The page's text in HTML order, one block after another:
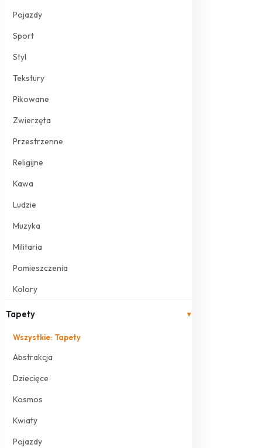
Pojazdy
Sport
Styl
Tekstury
Pikowane
Zwierzęta
Przestrzenne
Religijne
Kawa
Ludzie
Muzyka
Militaria
Pomieszczenia
Kolory
Tapety ▾
Wszystkie: Tapety
Abstrakcja
Dziecięce
Kosmos
Kwiaty
Pojazdy